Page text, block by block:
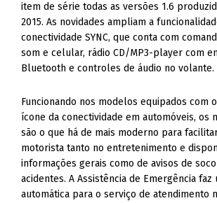
item de série todas as versões 1.6
2015. As novidades ampliam a
conectividade SYNC, que conta com
som e celular, rádio CD/MP3-player com
Bluetooth e controles de áudio no volante.
Funcionando nos modelos equipados com o
ícone da conectividade em automóveis, os
são o que há de mais moderno para
motorista tanto no entretenimento e
informações gerais como de avisos de
acidentes. A Assistência de Emergência faz
automática para o serviço de atendimento